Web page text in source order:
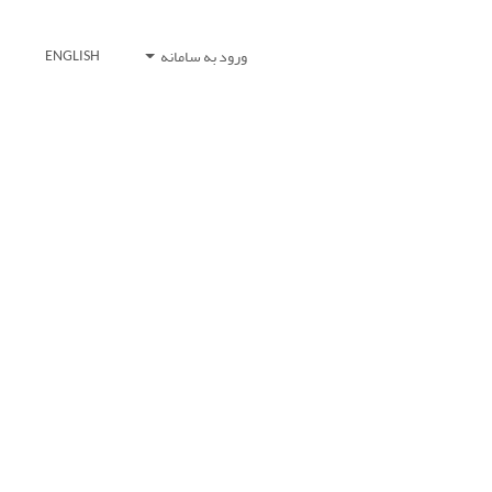
ورود به سامانه ENGLISH